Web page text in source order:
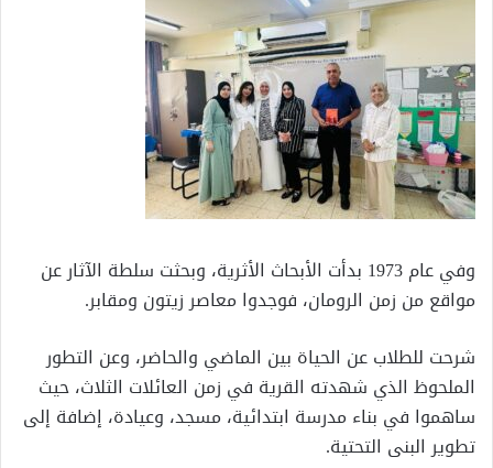
وفي عام 1973 بدأت الأبحاث الأثرية، وبحثت سلطة الآثار عن
مواقع من زمن الرومان، فوجدوا معاصر زيتون ومقابر.
شرحت للطلاب عن الحياة بين الماضي والحاضر، وعن التطور
الملحوظ الذي شهدته القرية في زمن العائلات الثلاث، حيث
ساهموا في بناء مدرسة ابتدائية، مسجد، وعيادة، إضافة إلى
تطوير البنى التحتية.